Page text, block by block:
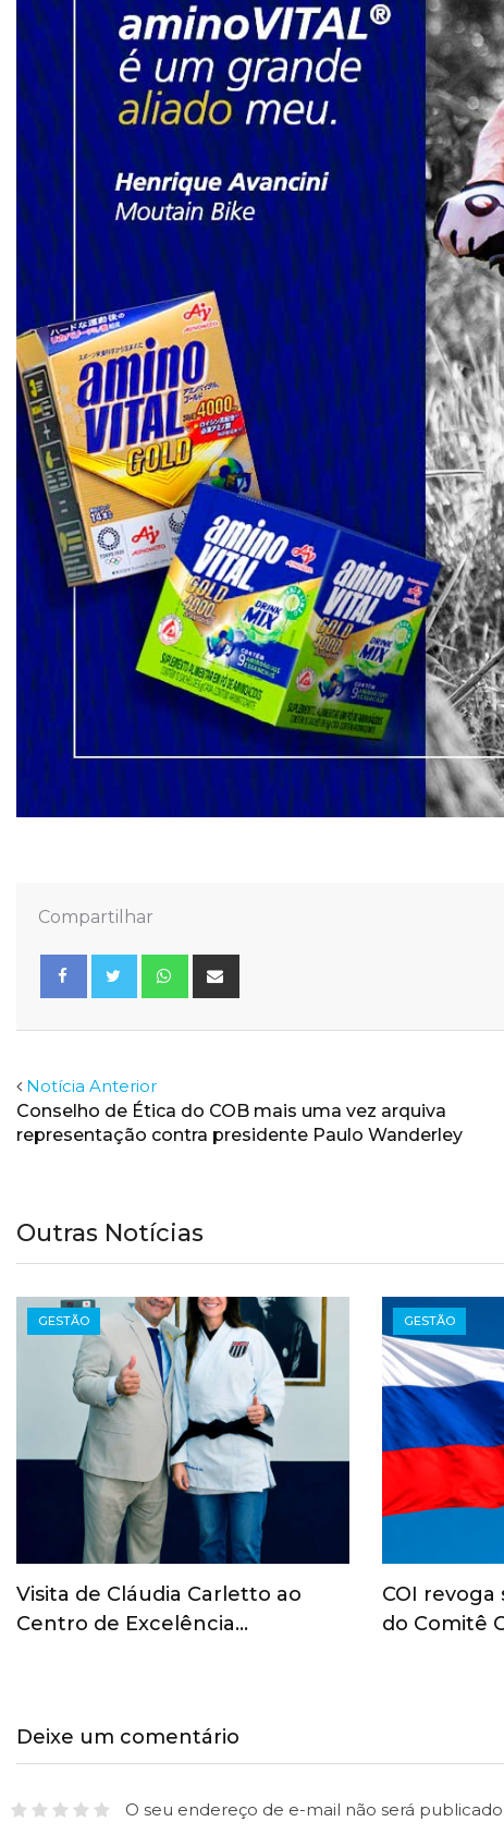
Compartilhar
Whatsapp
Notícia Anterior
Conselho de Ética do COB mais uma vez arquiva
representação contra presidente Paulo Wanderley
Outras Notícias
GESTÃO
Visita de Cláudia Carletto ao
Centro de Excelência…
GESTÃO
COI revoga
do Comitê
Deixe um comentário
O seu endereço de e-mail não será publicado.